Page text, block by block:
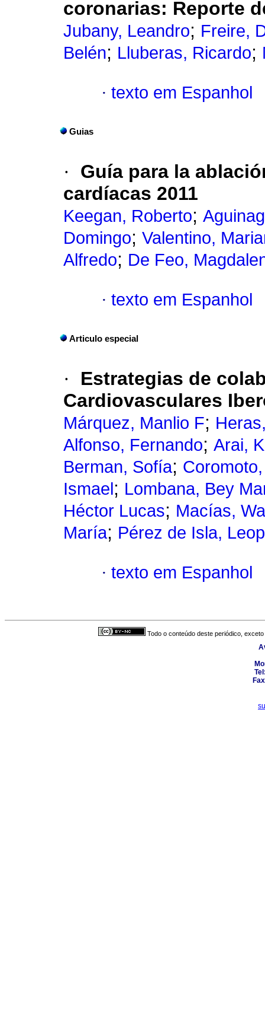
coronarias: Reporte
Jubany, Leandro; Freire,
Belén; Lluberas, Ricardo;
· texto em Espanhol
Guias
·
Guía para la
cardíacas 2011
Keegan, Roberto;
Domingo; Valentino,
Alfredo; De Feo,
· texto em Espanhol
Articulo especial
·
Estrategias de
Cardiovasculares
Márquez, Manlio F;
Alfonso, Fernando; Arai,
Berman, Sofía;
Ismael ; Lombana, Bey
Héctor Lucas; Macías,
María; Pérez de Isla,
· texto em Espanhol
Todo o conteúdo deste periódico,